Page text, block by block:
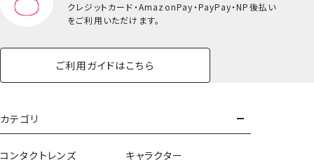
＜死柄木弔・荼毘・トガヒミコ＞
クレジットカード・AmazonPay・PayPay・NP後払い
をご利用いただけます。
ご利用ガイドはこちら
カテゴリ
コンタクトレンズ キャラクター